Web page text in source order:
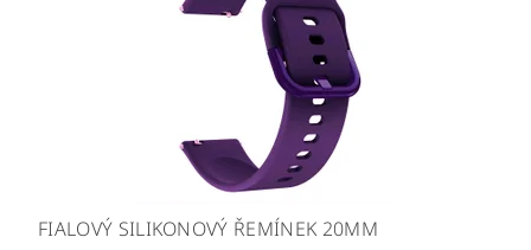
FIALOVÝ SILIKONOVÝ ŘEMÍNEK 20MM